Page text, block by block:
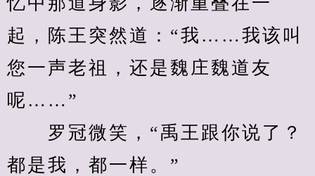
起，陈王突然道：“我……我该叫
您一声老祖，还是魏庄魏道友
呢……”
罗冠微笑，“禹王跟你说了？
都是我，都一样。”